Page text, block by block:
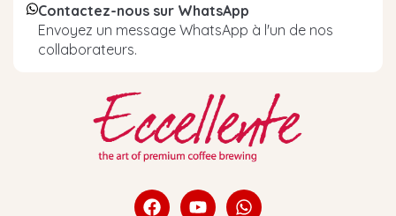
Contactez-nous sur WhatsApp
Envoyez un message WhatsApp à l'un de nos
collaborateurs.